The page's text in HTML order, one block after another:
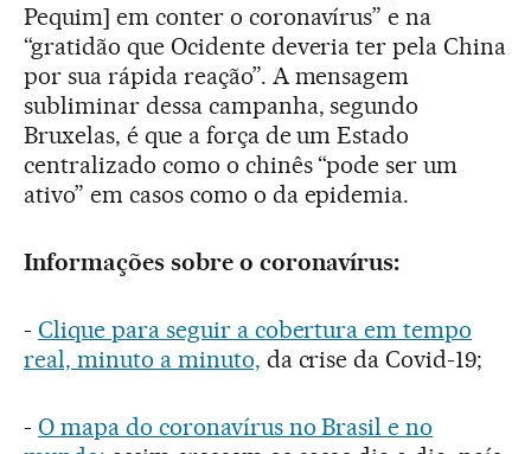
Pequim] em conter o coronavírus” e na
“gratidão que Ocidente deveria ter pela China
por sua rápida reação”. A mensagem
subliminar dessa campanha, segundo
Bruxelas, é que a força de um Estado
centralizado como o chinês “pode ser um
ativo” em casos como o da epidemia.
Informações sobre o coronavírus:
- Clique para seguir a cobertura em tempo
real, minuto a minuto, da crise da Covid-19;
- O mapa do coronavírus no Brasil e no